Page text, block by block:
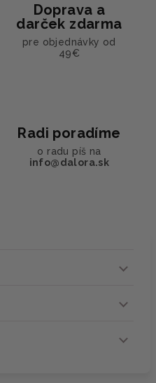
Doprava a
darček zdarma
pre objednávky od
49€
Radi poradíme
o radu píš na
info@dalora.sk